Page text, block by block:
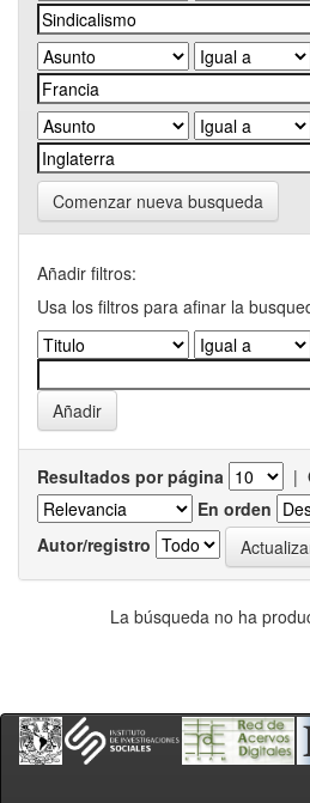
Comenzar nueva busqueda
Añadir filtros:
Usa los filtros para afinar la
Resultados por página |
En orden
Autor/registro
La búsqueda no ha